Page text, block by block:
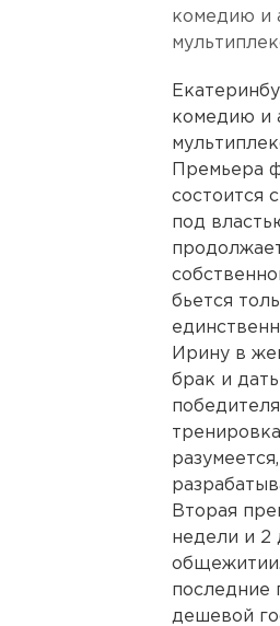
комедию и
комедию и
Премьера
состоится
под
бьется
Ирину в
брак и
Вторая
недели и 2
последние
дешевой